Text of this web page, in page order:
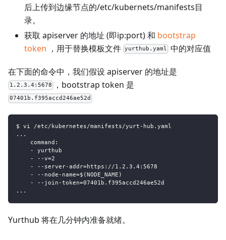
后上传到边缘节点的/etc/kubernets/manifests目
录。
获取 apiserver 的地址 (即ip:port) 和 bootstrap
token ，用于替换模板文件 yurthub.yaml 中的对应值
在下面的命令中，我们假设 apiserver 的地址是
1.2.3.4:5678 ，bootstrap token 是
07401b.f395accd246ae52d
$ vi /etc/kubernetes/manifests/yurt-hub.yaml
...
    command:
    - yurthub
    - --v=2
    - --server-addr=https://1.2.3.4:5678
    - --node-name=$(NODE_NAME)
    - --join-token=07401b.f395accd246ae52d
...
Yurthub 将在几分钟内准备就绪。